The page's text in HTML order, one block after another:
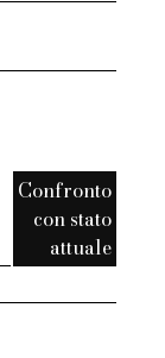
Confronto
con stato
attuale